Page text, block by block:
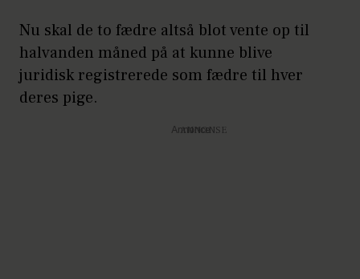
Nu skal de to fædre altså blot vente op til
halvanden måned på at kunne blive
juridisk registrerede som fædre til hver
deres pige.
Annonce